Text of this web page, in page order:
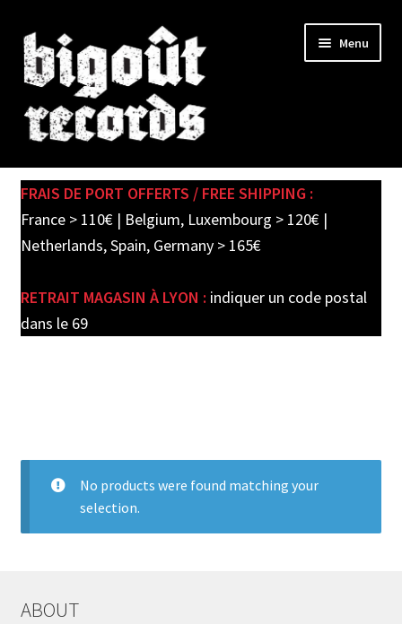
Skip
to
navigation
Skip
to
content
Menu
SHOP
child
PRE-ORDERS
FRAIS DE PORT OFFERTS / FREE SHIPPING :
France > 110€ | Belgium, Luxembourg > 120€ |
Netherlands, Spain, Germany > 165€
RETRAIT MAGASIN À LYON : indiquer un code postal
dans le 69
No products were found matching your
selection.
ABOUT